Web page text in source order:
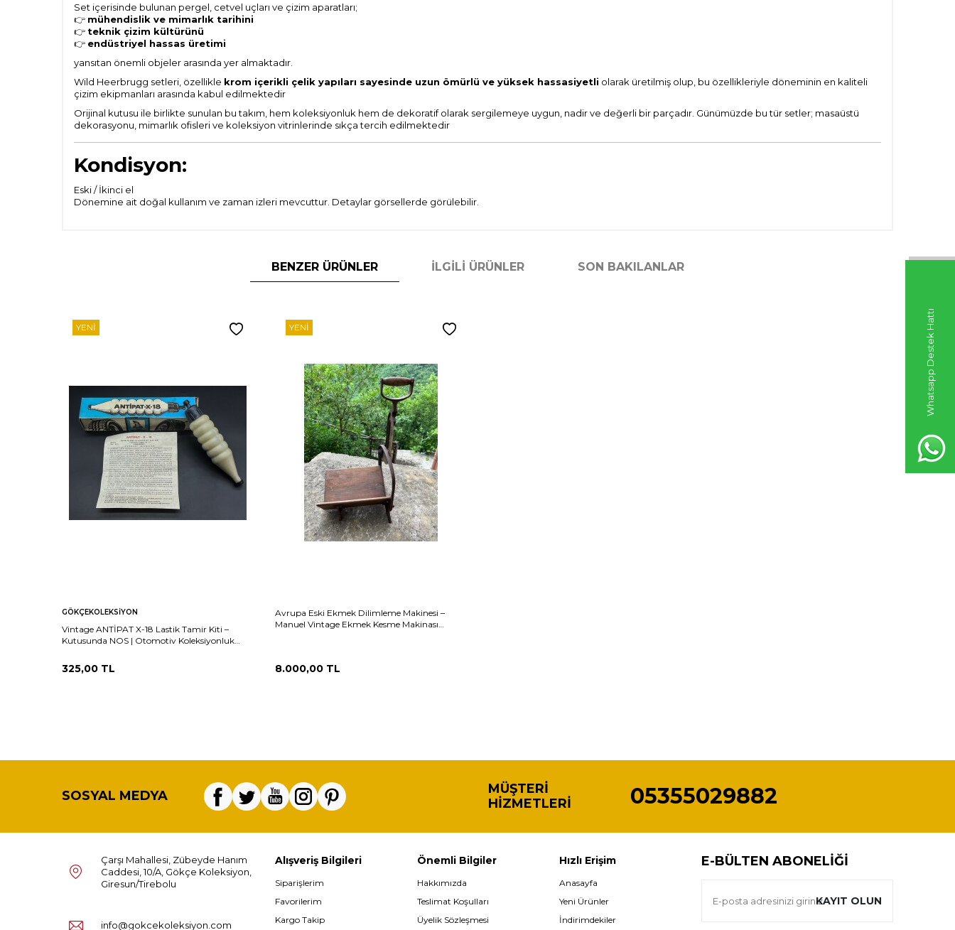
Whatsapp Destek Hattı
Set içerisinde bulunan pergel, cetvel uçları ve çizim aparatları;
👉 mühendislik ve mimarlık tarihini
👉 teknik çizim kültürünü
👉 endüstriyel hassas üretimi
yansıtan önemli objeler arasında yer almaktadır.
Wild Heerbrugg setleri, özellikle krom içerikli çelik yapıları sayesinde uzun ömürlü ve yüksek hassasiyetli olarak üretilmiş olup, bu özellikleriyle döneminin en kaliteli
çizim ekipmanları arasında kabul edilmektedir
Orijinal kutusu ile birlikte sunulan bu takım, hem koleksiyonluk hem de dekoratif olarak sergilemeye uygun, nadir ve değerli bir parçadır. Günümüzde bu tür setler; masaüstü
dekorasyonu, mimarlık ofisleri ve koleksiyon vitrinlerinde sıkça tercih edilmektedir
Kondisyon:
Eski / İkinci el
Dönemine ait doğal kullanım ve zaman izleri mevcuttur. Detaylar görsellerde görülebilir.
BENZER ÜRÜNLER İLGILI ÜRÜNLER SON BAKILANLAR
YENI
GÖKÇEKOLEKSIYON
Vintage ANTİPAT X-18 Lastik Tamir Kiti –
Kutusunda NOS | Otomotiv Koleksiyonluk
325,00 TL
YENI
Avrupa Eski Ekmek Dilimleme Makinesi –
Manuel Vintage Ekmek Kesme Makinası
8.000,00 TL
SOSYAL MEDYA
MÜŞTERI
HIZMETLERI
05355029882
Çarşı Mahallesi, Zübeyde Hanım
Caddesi, 10/A, Gökçe Koleksiyon,
Giresun/Tirebolu
info@gokcekoleksiyon.com
Alışveriş Bilgileri
Siparişlerim
Favorilerim
Kargo Takip
Önemli Bilgiler
Hakkımızda
Teslimat Koşulları
Üyelik Sözleşmesi
Hızlı Erişim
Anasayfa
Yeni Ürünler
İndirimdekiler
E-BÜLTEN ABONELIĞI
KAYIT OLUN